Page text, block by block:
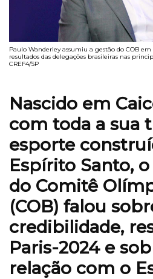
Paulo Wanderley assumiu a gestão do COB
resultados das delegações brasileiras nas
CREF4/SP
Nascido em
com toda a sua
esporte
Espírito Santo,
do Comitê
(COB) falou
credibilidade,
Paris-2024 e
relação com o